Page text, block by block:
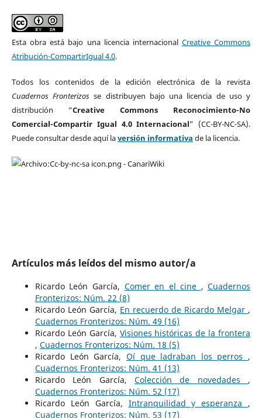
Esta obra está bajo una licencia internacional Creative Commons
Atribución-CompartirIgual 4.0.
Todos los contenidos de la edición electrónica de la revista
Cuadernos Fronterizos se distribuyen bajo una licencia de uso y
distribución “Creative Commons Reconocimiento-No
Comercial-Compartir Igual 4.0 Internacional” (CC-BY-NC-SA).
Puede consultar desde aquí laversión informativa de la licencia.
Artículos más leídos del mismo autor/a
Ricardo León García, Comer en el cine ,Cuadernos
Fronterizos: Núm. 22 (8)
Ricardo León García, En recuerdo de Ricardo Melgar ,
Cuadernos Fronterizos: Núm. 49 (16)
Ricardo León García, Visiones históricas de la frontera
, Cuadernos Fronterizos: Núm. 18 (5)
Ricardo León García, Oí que ladraban los perros ,
Cuadernos Fronterizos: Núm. 41 (13)
Ricardo León García, Colección de novedades ,
Cuadernos Fronterizos: Núm. 52 (17)
Ricardo León García, Intranquilidad y esperanza ,
Cuadernos Fronterizos: Núm. 53 (17)